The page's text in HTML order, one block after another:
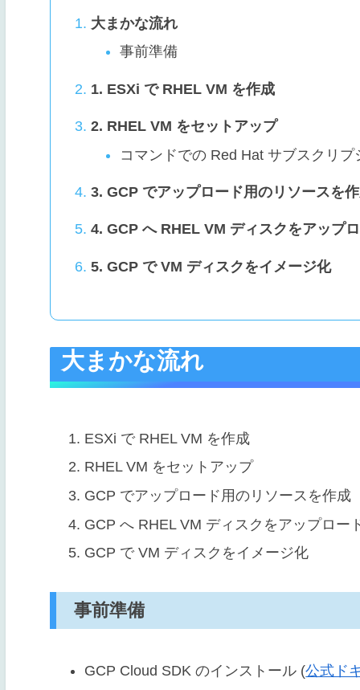
大まかな流れ
事前準備
1. ESXi で RHEL VM を作成
2. RHEL VM をセットアップ
コマンドでの Red Hat サブスクリ
3. GCP でアップロード用のリソースを
4. GCP へ RHEL VM ディスクをアップ
5. GCP で VM ディスクをイメージ化
大まかな流れ
ESXi で RHEL VM を作成
RHEL VM をセットアップ
GCP でアップロード用のリソースを作成
GCP へ RHEL VM ディスクをアップロー
GCP で VM ディスクをイメージ化
事前準備
GCP Cloud SDK のインストール (公式ド